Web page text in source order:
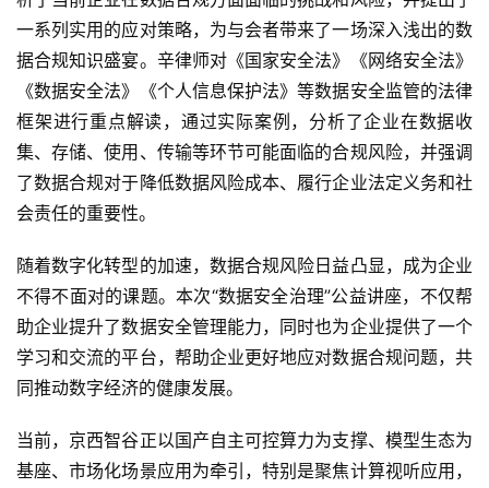
一系列实用的应对策略，为与会者带来了一场深入浅出的数
据合规知识盛宴。辛律师对《国家安全法》《网络安全法》
《数据安全法》《个人信息保护法》等数据安全监管的法律
框架进行重点解读，通过实际案例，分析了企业在数据收
集、存储、使用、传输等环节可能面临的合规风险，并强调
了数据合规对于降低数据风险成本、履行企业法定义务和社
会责任的重要性。
随着数字化转型的加速，数据合规风险日益凸显，成为企业
不得不面对的课题。本次“数据安全治理”公益讲座，不仅帮
助企业提升了数据安全管理能力，同时也为企业提供了一个
学习和交流的平台，帮助企业更好地应对数据合规问题，共
同推动数字经济的健康发展。
当前，京西智谷正以国产自主可控算力为支撑、模型生态为
基座、市场化场景应用为牵引，特别是聚焦计算视听应用，